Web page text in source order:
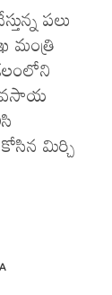
పలు
మంత్రి
మిర్చి